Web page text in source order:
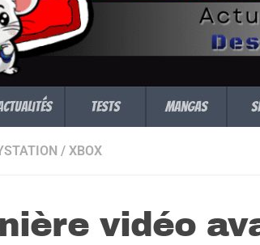
Tests Mangas
/ XBOX
vidéo